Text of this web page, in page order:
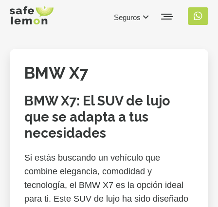
Seguros
BMW X7
BMW X7: El SUV de lujo
que se adapta a tus
necesidades
Si estás buscando un vehículo que
combine elegancia, comodidad y
tecnología, el BMW X7 es la opción ideal
para ti. Este SUV de lujo ha sido diseñado